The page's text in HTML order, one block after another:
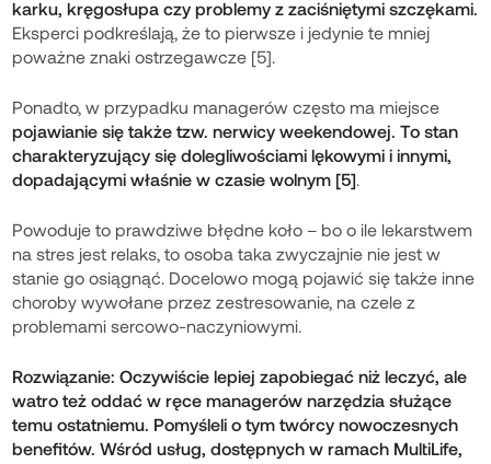
karku, kręgosłupa czy problemy z zaciśniętymi szczękami.
Eksperci podkreślają, że to pierwsze i jedynie te mniej
poważne znaki ostrzegawcze [5].
Ponadto, w przypadku managerów często ma miejsce
pojawianie się także tzw. nerwicy weekendowej. To stan
charakteryzujący się dolegliwościami lękowymi i innymi,
dopadającymi właśnie w czasie wolnym [5].
Powoduje to prawdziwe błędne koło – bo o ile lekarstwem
na stres jest relaks, to osoba taka zwyczajnie nie jest w
stanie go osiągnąć. Docelowo mogą pojawić się także inne
choroby wywołane przez zestresowanie, na czele z
problemami sercowo-naczyniowymi.
Rozwiązanie: Oczywiście lepiej zapobiegać niż leczyć, ale
watro też oddać w ręce managerów narzędzia służące
temu ostatniemu. Pomyśleli o tym twórcy nowoczesnych
benefitów. Wśród usług, dostępnych w ramach MultiLife,